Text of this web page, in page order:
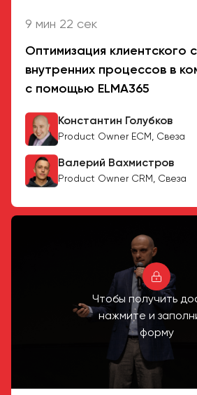
9 мин 22 сек
Оптимизация клиентского
внутренних процессов в
с помощью ELMA365
Константин Голубков
Product Owner ECM, Свеза
Валерий Вахмистров
Product Owner CRM, Свеза
Чтобы получить
нажмите и
форму